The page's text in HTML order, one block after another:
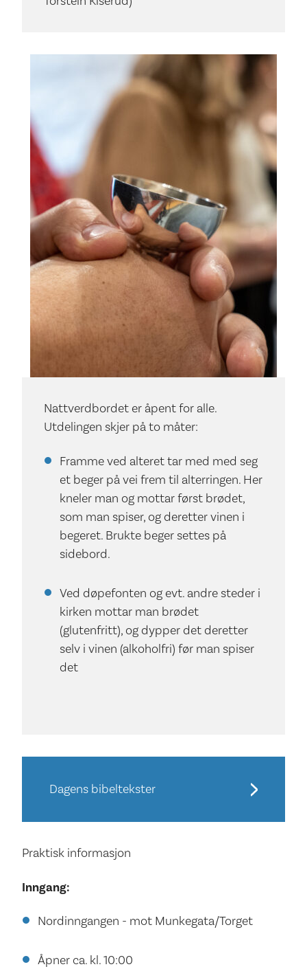
Nattverdbordet er åpent for alle.
Utdelingen skjer på to måter:
Framme ved alteret tar med med seg
et beger på vei frem til alterringen. Her
kneler man og mottar først brødet,
som man spiser, og deretter vinen i
begeret. Brukte beger settes på
sidebord.
Ved døpefonten og evt. andre steder i
kirken mottar man brødet
(glutenfritt), og dypper det deretter
selv i vinen (alkoholfri) før man spiser
det
Dagens bibeltekster
Praktisk informasjon
Inngang:
Nordinngangen - mot Munkegata/Torget
Åpner ca. kl. 10:00